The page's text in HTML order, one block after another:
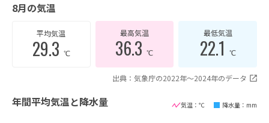
8月の気温
平均気温
29.3 ℃
最高気温
36.3℃
最低気温
22.1 ℃
出典：気象庁の2022年〜2024年のデータ
年間平均気温と降水量 気温：℃ 降水量：mm